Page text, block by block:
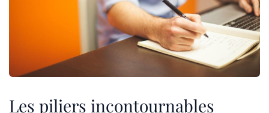
Les piliers incontournables